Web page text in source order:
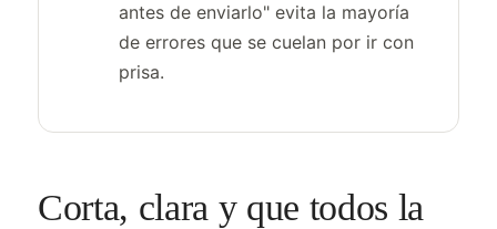
antes de enviarlo" evita la mayoría
de errores que se cuelan por ir con
prisa.
Corta, clara y que todos la